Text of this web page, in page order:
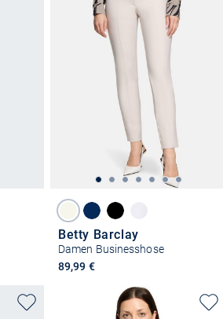
Betty Barclay
Damen Businesshose
89,99 €